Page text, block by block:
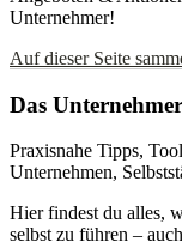
Unternehmer!
Auf dieser Seite
Das
Praxisnahe Tipps,
Unternehmen,
Hier findest du alles,
selbst zu führen –